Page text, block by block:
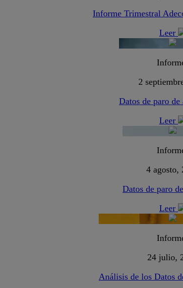
Informe Trimestral
Leer
2
Datos de paro de
Leer
4 agosto,
Datos de paro
Leer
24 julio,
Análisis de los Datos